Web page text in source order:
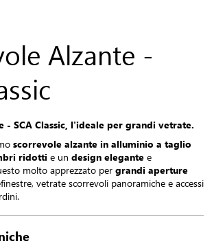
Alzante -
- SCA Classic, l'ideale per grandi vetrate.
scorrevole alzante in alluminio a taglio
ridotti e un design elegante e
molto apprezzato per grandi aperture
vetrate scorrevoli panoramiche e accessi